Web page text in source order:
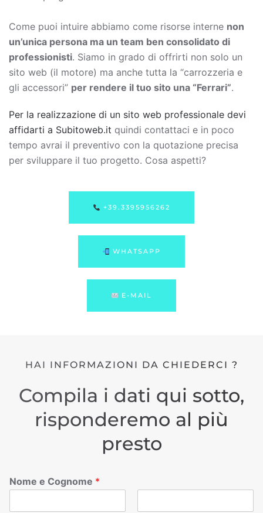
Come puoi intuire abbiamo come risorse interne non
un’unica persona ma un team ben consolidato di
professionisti. Siamo in grado di offrirti non solo un
sito web (il motore) ma anche tutta la “carrozzeria e
gli accessori” per rendere il tuo sito una “Ferrari”.
Per la realizzazione di un sito web professionale devi
affidarti a Subitoweb.it quindi contattaci e in poco
tempo avrai il preventivo con la quotazione precisa
per sviluppare il tuo progetto. Cosa aspetti?
+39.3395956262
WHATSAPP
E-MAIL
HAI INFORMAZIONI DA CHIEDERCI ?
Compila i dati qui sotto,
risponderemo al più
presto
Nome e Cognome *